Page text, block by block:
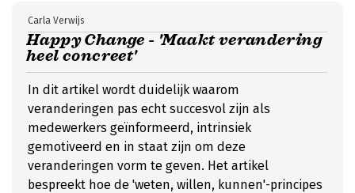
Happy Change - 'Maakt verandering
heel concreet'
Carla Verwijs
In dit artikel wordt duidelijk waarom
veranderingen pas echt succesvol zijn als
medewerkers geïnformeerd, intrinsiek
gemotiveerd en in staat zijn om deze
veranderingen vorm te geven. Het artikel
bespreekt hoe de 'weten, willen, kunnen'-principes